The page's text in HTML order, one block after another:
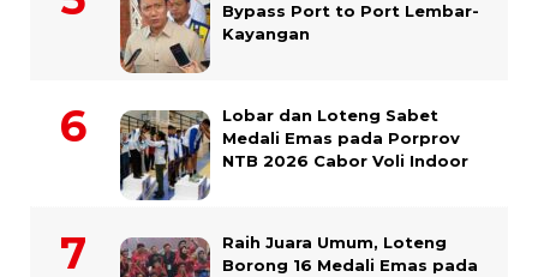
Bypass Port to Port Lembar-
Kayangan
Lobar dan Loteng Sabet
Medali Emas pada Porprov
NTB 2026 Cabor Voli Indoor
Raih Juara Umum, Loteng
Borong 16 Medali Emas pada